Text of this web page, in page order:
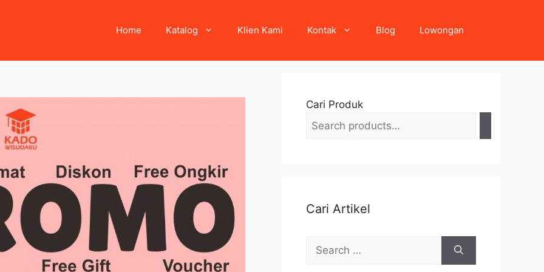
Home Katalog Klien Kami Kontak Blog Lowongan
Cari Produk
Cari Artikel
Search
for: